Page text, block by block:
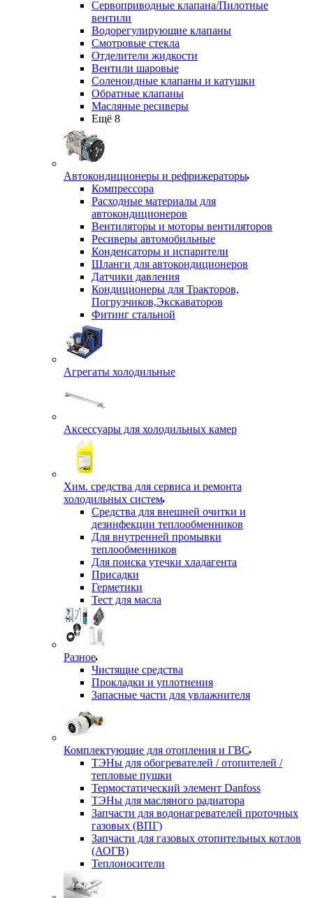
Сервоприводные клапана/Пилотные
вентили
Водорегулирующие клапаны
Смотровые стекла
Отделители жидкости
Вентили шаровые
Соленоидные клапаны и катушки
Обратные клапаны
Масляные ресиверы
Ещё 8
Автокондиционеры и рефрижераторы
Компрессора
Расходные материалы для
автокондиционеров
Вентиляторы и моторы вентиляторов
Ресиверы автомобильные
Конденсаторы и испарители
Шланги для автокондиционеров
Датчики давления
Кондиционеры для Тракторов,
Погрузчиков,Экскаваторов
Фитинг стальной
Агрегаты холодильные
Аксессуары для холодильных камер
Хим. средства для сервиса и ремонта
холодильных систем
Средства для внешней очитки и
дезинфекции теплообменников
Для внутренней промывки
теплообменников
Для поиска утечки хладагента
Присадки
Герметики
Тест для масла
Разное
Чистящие средства
Прокладки и уплотнения
Запасные части для увлажнителя
Комплектующие для отопления и ГВС
ТЭНы для обогревателей / отопителей /
тепловые пушки
Термостатический элемент Danfoss
ТЭНы для масляного радиатора
Запчасти для водонагревателей проточных
газовых (ВПГ)
Запчасти для газовых отопительных котлов
(АОГВ)
Теплоносители